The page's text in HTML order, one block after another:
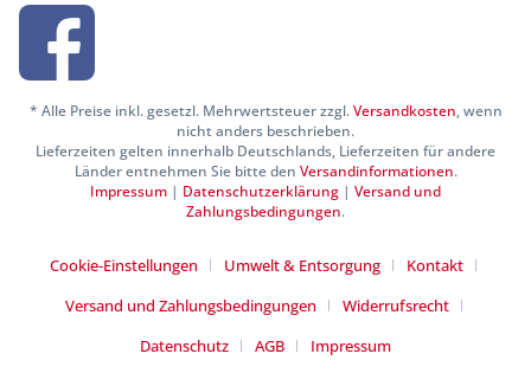
* Alle Preise inkl. gesetzl. Mehrwertsteuer zzgl.Versandkosten, wenn
nicht anders beschrieben.
Lieferzeiten gelten innerhalb Deutschlands, Lieferzeiten für andere
Länder entnehmen Sie bitte den Versandinformationen.
Impressum | Datenschutzerklärung | Versand und
Zahlungsbedingungen.
Cookie-Einstellungen Umwelt & Entsorgung
Kontakt
Versand und Zahlungsbedingungen
Widerrufsrecht
Datenschutz
AGB Impressum